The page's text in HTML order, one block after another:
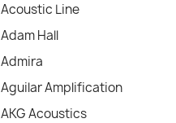
Acoustic Line
Adam Hall
Admira
Aguilar Amplification
AKG Acoustics